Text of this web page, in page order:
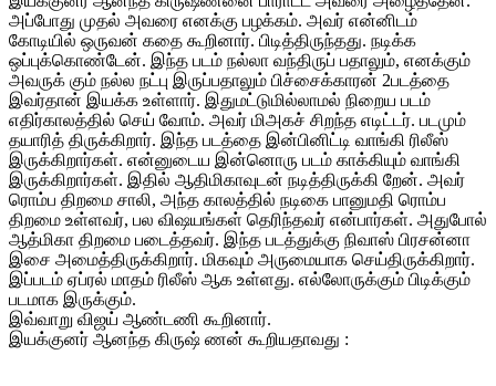
அப்போது முதல் அவரை எனக்கு பழக்கம். அவர் என்னிடம்
கோடியில் ஒருவன் கதை கூறினார். பிடித்திருந்தது. நடிக்க
ஒப்புக்கொண்டேன். இந்த படம் நல்லா வந்திருப் பதாலும், எனக்கும்
அவருக் கும் நல்ல நட்பு இருப்பதாலும் பிச்சைக்காரன் 2படத்தை
இவர்தான் இயக்க உள்ளார். இதுமட்டுமில்லாமல் நிறைய படம்
எதிர்காலத்தில் செய் வோம். அவர் மிஅகச் சிறந்த எடிட்டர். படமும்
தயாரித் திருக்கிறார். இந்த படத்தை இன்பினிட்டி வாங்கி ரிலீஸ்
இருக்கிறார்கள். என்னுடைய இன்னொரு படம் காக்கியும் வாங்கி
இருக்கிறார்கள். இதில் ஆதிமிகாவுடன் நடித்திருக்கி றேன். அவர்
ரொம்ப திறமை சாலி, அந்த காலத்தில் நடிகை பானுமதி ரொம்ப
திறமை உள்ளவர், பல விஷயங்கள் தெரிந்தவர் என்பார்கள். அதுபோல்
ஆத்மிகா திறமை படைத்தவர். இந்த படத்துக்கு நிவாஸ் பிரசன்னா
இசை அமைத்திருக்கிறார். மிகவும் அருமையாக செய்திருக்கிறார்.
இப்படம் ஏப்ரல் மாதம் ரிலீஸ் ஆக உள்ளது. எல்லோருக்கும் பிடிக்கும்
படமாக இருக்கும்.
இவ்வாறு விஜய் ஆண்டணி கூறினார்.
இயக்குனர் ஆனந்த கிருஷ் ணன் கூறியதாவது :